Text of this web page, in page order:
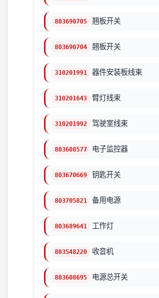
803690705 翘板开关
803690704 翘板开关
310201991 器件安装板线束
310201643 臂灯线束
310201992 驾驶室线束
803608577 电子监控器
803670669 钥匙开关
803705821 备用电源
803689641 工作灯
803548220 收音机
803608695 电源总开关